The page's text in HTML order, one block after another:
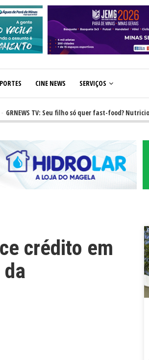
CINE NEWS SERVIÇOS
TV: Seu filho só quer fast-food?
crédito em